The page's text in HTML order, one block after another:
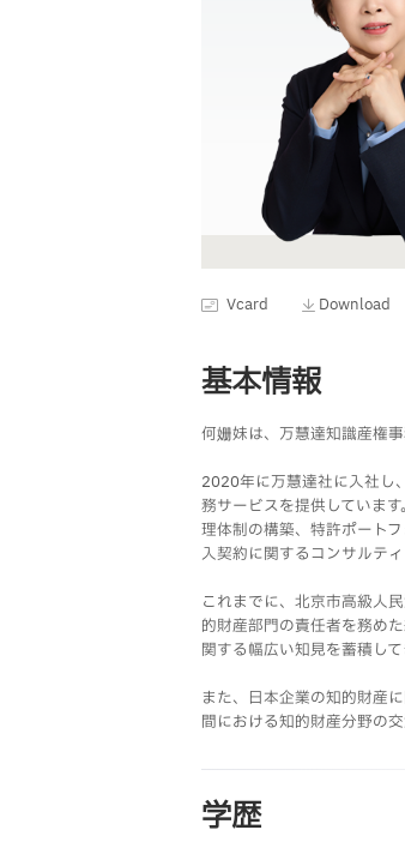
Vcard Download
基本情報
何姗妹は、万慧達知識産権
2020年に万慧達社に入社し
務サービスを提供していま
理体制の構築、特許ポート
入契約に関するコンサルテ
これまでに、北京市高級人
的財産部門の責任者を務め
関する幅広い知見を蓄積して
また、日本企業の知的財産
間における知的財産分野の
学歴